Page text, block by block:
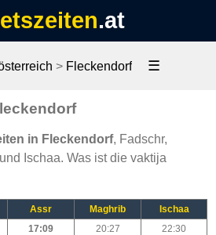
.at
> Fleckendorf ☰
in Fleckendorf, Fadschr,
Ischaa. Was ist die vaktija
Assr Maghrib
Ischaa
17:09 20:27 22:30